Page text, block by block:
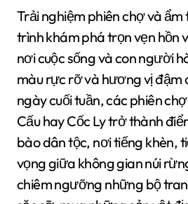
Trải nghiệm phiên chợ và ẩm
trình khám phá trọn vẹn hồn
nơi cuộc sống và con người
màu rực rỡ và hương vị đậm
ngày cuối tuần, các phiên
Cấu hay Cốc Ly trở thành
bào dân tộc, nơi tiếng khèn,
vọng giữa không gian núi
chiêm ngưỡng những bộ